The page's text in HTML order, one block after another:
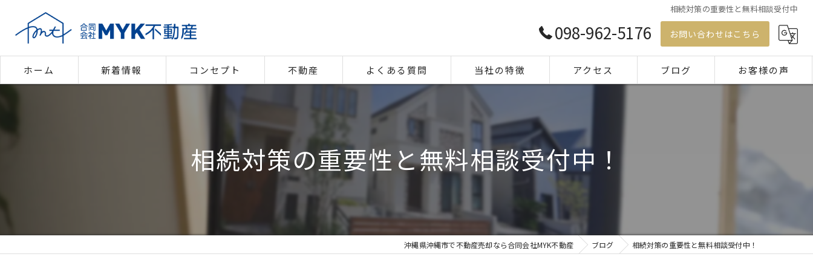
相続対策の重要性と無料相談受付中
098-962-5176 お問い合わせはこちら
ホーム 新着情報 コンセプト 不動産 よくある質問 当社の特徴
離婚
アクセス ブログ お客様の声
相続対策の重要性と無料相談受付中！
沖縄県沖縄市で不動産売却なら合同会社MYK不動産 ブログ 相続対策の重要性と無料相談受付中！